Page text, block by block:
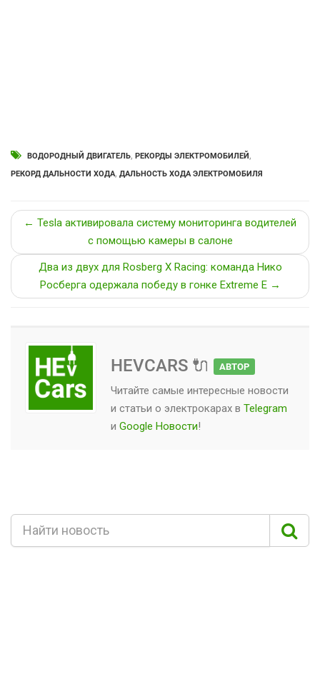
ВОДОРОДНЫЙ ДВИГАТЕЛЬ, РЕКОРДЫ ЭЛЕКТРОМОБИЛЕЙ,
РЕКОРД ДАЛЬНОСТИ ХОДА, ДАЛЬНОСТЬ ХОДА ЭЛЕКТРОМОБИЛЯ
← Tesla активировала систему мониторинга водителей
с помощью камеры в салоне
Два из двух для Rosberg X Racing: команда Нико
Росберга одержала победу в гонке Extreme E →
HEVCARS 🔌 АВТОР
Читайте самые интересные новости
и статьи о электрокарах в Telegram
и Google Новости!